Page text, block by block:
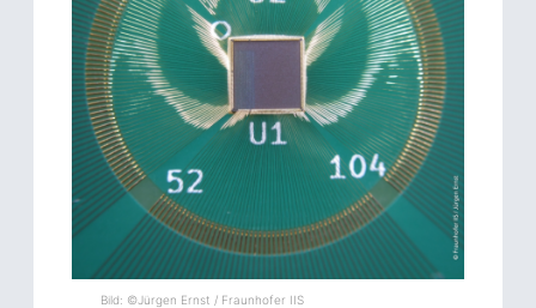
Bild: ©Jürgen Ernst / Fraunhofer IIS